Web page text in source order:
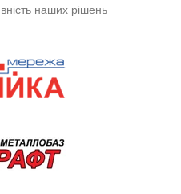
наших рішень